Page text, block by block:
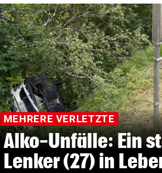
MEHRERE VERLETZTE
Alko-Unfälle: Ein
Lenker (27) in